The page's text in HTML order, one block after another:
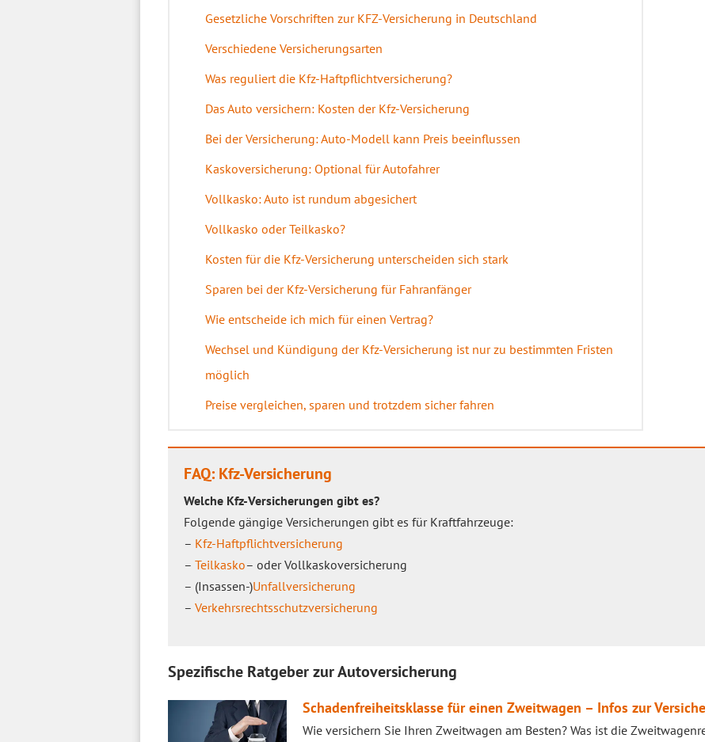
Gesetzliche Vorschriften zur KFZ-Versicherung in Deutschland
Verschiedene Versicherungsarten
Was reguliert die Kfz-Haftpflichtversicherung?
Das Auto versichern: Kosten der Kfz-Versicherung
Bei der Versicherung: Auto-Modell kann Preis beeinflussen
Kaskoversicherung: Optional für Autofahrer
Vollkasko: Auto ist rundum abgesichert
Vollkasko oder Teilkasko?
Kosten für die Kfz-Versicherung unterscheiden sich stark
Sparen bei der Kfz-Versicherung für Fahranfänger
Wie entscheide ich mich für einen Vertrag?
Wechsel und Kündigung der Kfz-Versicherung ist nur zu bestimmten Fristen
möglich
Preise vergleichen, sparen und trotzdem sicher fahren
FAQ: Kfz-Versicherung
Welche Kfz-Versicherungen gibt es?
Folgende gängige Versicherungen gibt es für Kraftfahrzeuge:
– Kfz-Haftpflichtversicherung
– Teilkasko– oder Vollkaskoversicherung
– (Insassen-)Unfallversicherung
– Verkehrsrechtsschutzversicherung
Spezifische Ratgeber zur Autoversicherung
Schadenfreiheitsklasse für einen Zweitwagen – Infos zur
Wie versichern Sie Ihren Zweitwagen am Besten? Was ist die